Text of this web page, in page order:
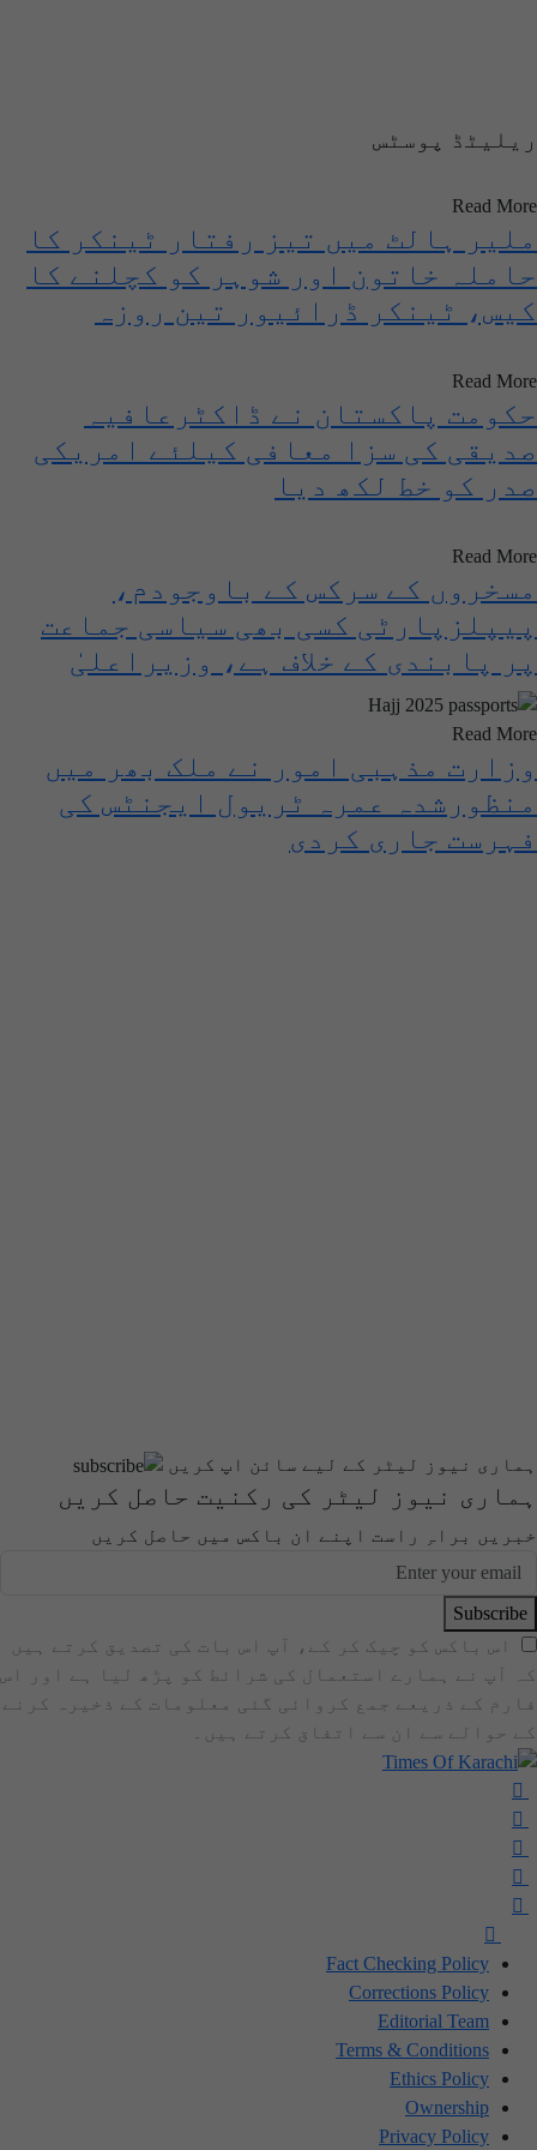
ریلیٹڈ پوسٹس
Read More
ملیر ہالٹ میں تیز رفتار ٹینکر کا
حاملہ خاتون اور شوہر کو کچلنے کا
کیس، ٹینکر ڈرائیور تین روزہ
Read More
حکومت پاکستان نے ڈاکٹرعافیہ
صدیقی کی سزا معافی کیلئے امریکی
صدر کو خط لکھ دیا
Read More
مسخروں کے سرکس کے باوجودم،
پیپلزپارٹی کسی بھی سیاسی جماعت
پر پابندی کے خلاف ہے، وزیراعلیٰ
سندھ
Read More
وزارت مذہبی امور نے ملک بھر میں
منظورشدہ عمرہ ٹریول ایجنٹس کی
فہرست جاری کردی
ہماری نیوز لیٹر کے لیے سائن اپ کریں
ہماری نیوز لیٹر کی رکنیت حاصل کریں
خبریں براہِ راست اپنے ان باکس میں حاصل کریں
Subscribe
اس باکس کو چیک کر کے، آپ اس بات کی تصدیق کرتے ہیں
کہ آپ نے ہمارے استعمال کی شرائط کو پڑھ لیا ہے اور اس
فارم کے ذریعے جمع کروائی گئی معلومات کے ذخیرہ کرنے
کے حوالے سے ان سے اتفاق کرتے ہیں۔
Fact Checking Policy
Corrections Policy
Editorial Team
Terms & Conditions
Ethics Policy
Ownership
Privacy Policy